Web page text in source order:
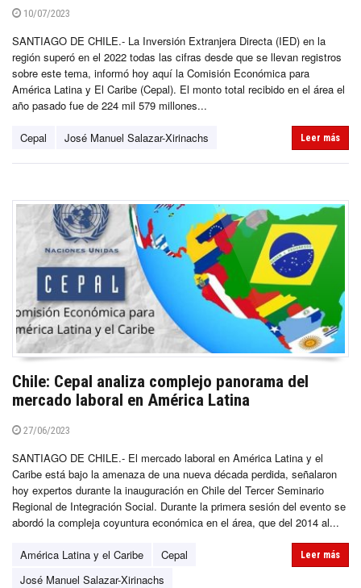
10/07/2023
SANTIAGO DE CHILE.- La Inversión Extranjera Directa (IED) en la
región superó en el 2022 todas las cifras desde que se llevan registros
sobre este tema, informó hoy aquí la Comisión Económica para
América Latina y El Caribe (Cepal). El monto total recibido en el área el
año pasado fue de 224 mil 579 millones...
Cepal José Manuel Salazar-Xirinachs Leer más
Chile: Cepal analiza complejo panorama del
mercado laboral en América Latina
27/06/2023
SANTIAGO DE CHILE.- El mercado laboral en América Latina y el
Caribe está bajo la amenaza de una nueva década perdida, señalaron
hoy expertos durante la inauguración en Chile del Tercer Seminario
Regional de Integración Social. Durante la primera sesión del evento se
abordó la compleja coyuntura económica en el área, que del 2014 al...
América Latina y el Caribe
Cepal
José Manuel Salazar-Xirinachs
Leer más